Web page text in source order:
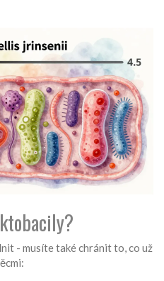
- musíte také chránit to, co už